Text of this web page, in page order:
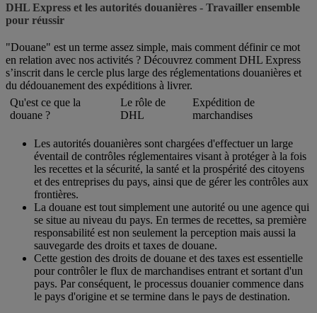
DHL Express et les autorités douanières - Travailler ensemble
pour réussir
"Douane" est un terme assez simple, mais comment définir ce mot
en relation avec nos activités ? Découvrez comment DHL Express
s’inscrit dans le cercle plus large des réglementations douanières et
du dédouanement des expéditions à livrer.
Qu'est ce que la
douane ?
Le rôle de
DHL
Expédition de
marchandises
Les autorités douanières sont chargées d'effectuer un large
éventail de contrôles réglementaires visant à protéger à la fois
les recettes et la sécurité, la santé et la prospérité des citoyens
et des entreprises du pays, ainsi que de gérer les contrôles aux
frontières.
La douane est tout simplement une autorité ou une agence qui
se situe au niveau du pays. En termes de recettes, sa première
responsabilité est non seulement la perception mais aussi la
sauvegarde des droits et taxes de douane.
Cette gestion des droits de douane et des taxes est essentielle
pour contrôler le flux de marchandises entrant et sortant d'un
pays. Par conséquent, le processus douanier commence dans
le pays d'origine et se termine dans le pays de destination.